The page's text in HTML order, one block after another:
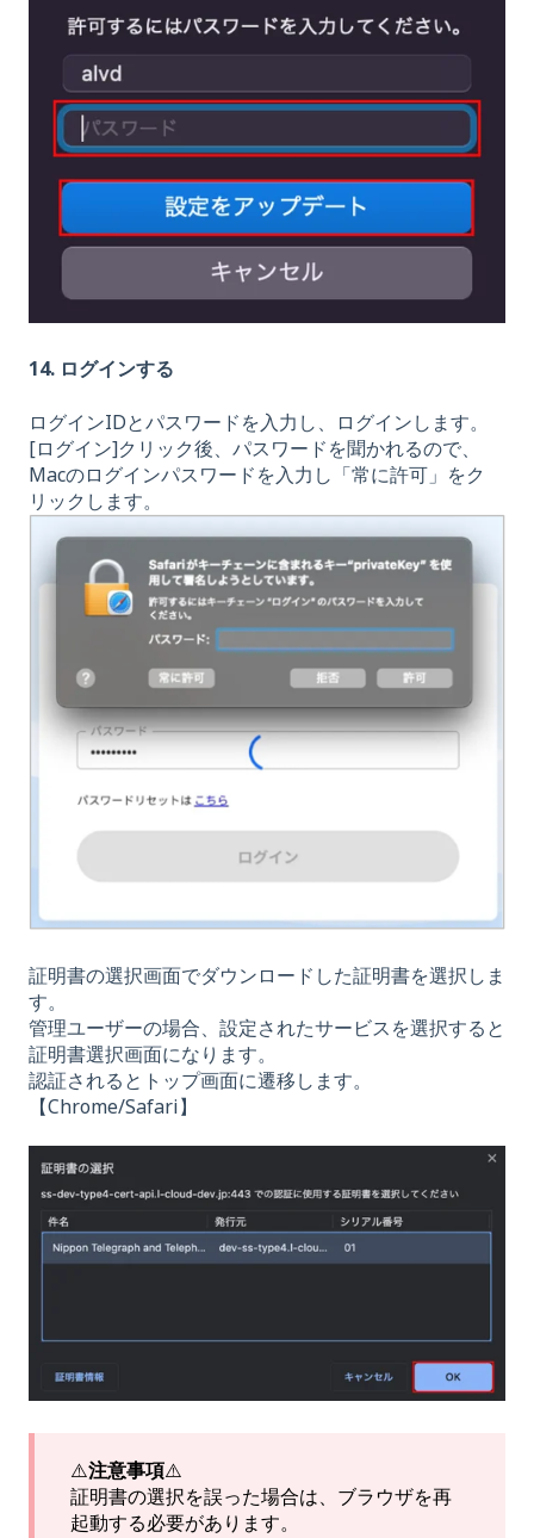
14. ログインする
ログインIDとパスワードを入力し、ログインします。
[ログイン]クリック後、パスワードを聞かれるので、
Macのログインパスワードを入力し「常に許可」をク
リックします。
証明書の選択画面でダウンロードした証明書を選択しま
す。
管理ユーザーの場合、設定されたサービスを選択すると
証明書選択画面になります。
認証されるとトップ画面に遷移します。
【Chrome/Safari】
⚠️注意事項⚠️
証明書の選択を誤った場合は、ブラウザを再
起動する必要があります。